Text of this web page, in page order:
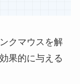
クマウスを解
果的に与える